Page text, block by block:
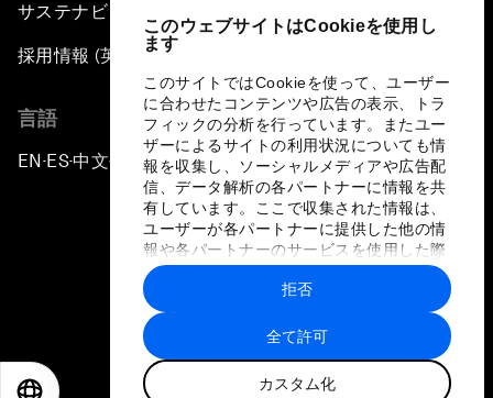
このウェブサイトはCookieを使用し
ます
このサイトではCookieを使って、ユーザー
に合わせたコンテンツや広告の表示、トラ
フィックの分析を行っています。またユー
ザーによるサイトの利用状況についても情
報を収集し、ソーシャルメディアや広告配
信、データ解析の各パートナーに情報を共
有しています。ここで収集された情報は、
ユーザーが各パートナーに提供した他の情
報や各パートナーのサービスを使用した際
に収集された情報と組み合わされ、各パー
トナーによって使用されることがありま
す。
全て許可
カスタム化
拒否
サステナビリティへの取り組み
採用情報 (英語のみ)
言語
EN ▪ES▪中文▪ 日本語
プライバシーポリシーと利用規約
サイトマップ
©
世界経済フォーラム